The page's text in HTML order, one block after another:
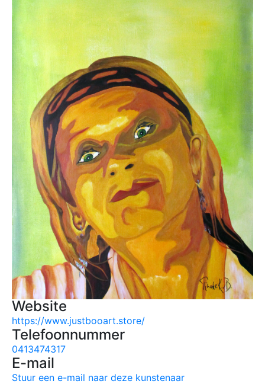
Website
https://www.justbooart.store/
Telefoonnummer
0413474317
E-mail
Stuur een e-mail naar deze kunstenaar